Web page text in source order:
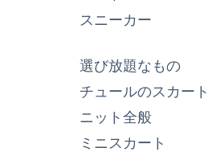
スニーカー
選び放題なもの
チュールのスカート
ニット全般
ミニスカート